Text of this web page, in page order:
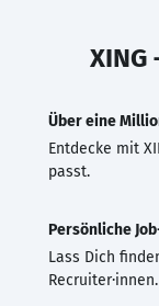
XING
Über eine
Entdecke mit
passt.
Persönliche
Lass Dich
Recruiter·innen.